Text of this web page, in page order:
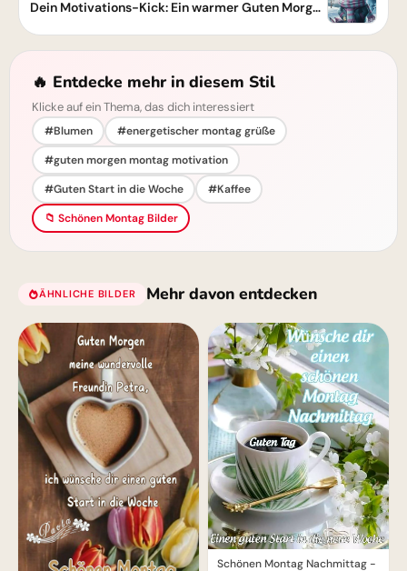
Dein Motivations-Kick: Ein warmer Guten Morgen & Schönen Montag Gruß!
🔥 Entdecke mehr in diesem Stil
Klicke auf ein Thema, das dich interessiert
#Blumen
#energetischer montag grüße
#guten morgen montag motivation
#Guten Start in die Woche
#Kaffee
📁 Schönen Montag Bilder
ÄHNLICHE BILDER Mehr davon entdecken
Schönen Montag Nachmittag -